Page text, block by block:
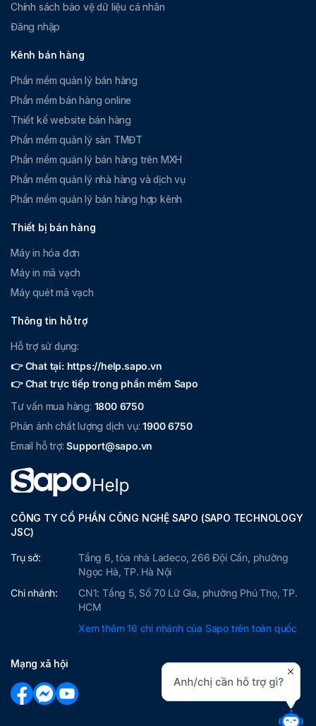
Chính sách bảo vệ dữ liệu cá nhân
Đăng nhập
Kênh bán hàng
Phần mềm quản lý bán hàng
Phần mềm bán hàng online
Thiết kế website bán hàng
Phần mềm quản lý sàn TMĐT
Phần mềm quản lý bán hàng trên MXH
Phần mềm quản lý nhà hàng và dịch vụ
Phần mềm quản lý bán hàng hợp kênh
Thiết bị bán hàng
Máy in hóa đơn
Máy in mã vạch
Máy quét mã vạch
Thông tin hỗ trợ
Hỗ trợ sử dụng:
👉 Chat tại: https://help.sapo.vn
👉 Chat trực tiếp trong phần mềm Sapo
Tư vấn mua hàng: 1800 6750
Phản ánh chất lượng dịch vụ:1900 6750
Email hỗ trợ:Support@sapo.vn
CÔNG TY CỔ PHẦN CÔNG NGHỆ SAPO (SAPO TECHNOLOGY
JSC)
Trụ sở:
Tầng 6, tòa nhà Ladeco, 266 Đội Cấn, phường
Ngọc Hà, TP. Hà Nội
Chi nhánh:
CN1: Tầng 5, Số 70 Lữ Gia, phường Phú Thọ, TP.
HCM
Xem thêm 16 chi nhánh của Sapo trên toàn quốc
Mạng xã hội